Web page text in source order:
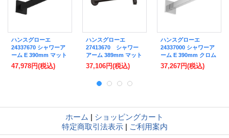
ハンスグローエ
24337670 シャワーア
ーム E 390mm マット
ブラック 受注生産品
♪§
47,978円(税込)
ハンスグローエ
27413670 シャワー
アーム 389mm マット
ブラック [♪■]
37,106円(税込)
ハンスグローエ
24337000 シャワーア
ーム E 390mm クロム
♪
37,267円(税込)
ホーム | ショッピングカート
特定商取引法表示 | ご利用案内